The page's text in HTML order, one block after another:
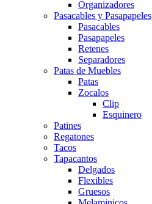
Organizadores
Pasacables y Pasapapeles
Pasacables
Pasapapeles
Retenes
Separadores
Patas de Muebles
Patas
Zocalos
Clip
Esquinero
Patines
Regatones
Tacos
Tapacantos
Delgados
Flexibles
Gruesos